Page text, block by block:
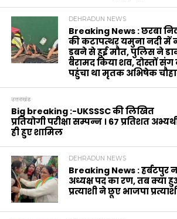
DEHRADUN NEWS
Breaking News : छरबा
की कटापत्थर यमुना नदी में
डूबने से हुई मौत, पुलिस ने
बरामद किया शव, दोस्तों
पहुंचा था मृतक अभिषेक
उत्तराखंड
Big breaking :-UKSSSC की लिखित
प्रतियोगी परीक्षा सम्पन्न । 67 प्रतिशत
ही हुए शामिल
DEHRADUN NEWS
Breaking News : हर्बटपुर
अध्यक्ष पद का रण, तब क्या
प्रत्याशी ने छूए भाजपा